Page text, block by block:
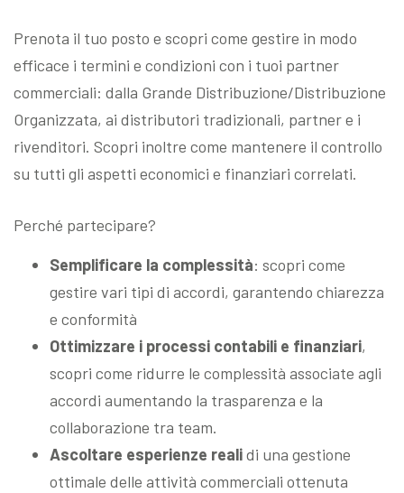
Prenota il tuo posto e scopri come gestire in modo
efficace i termini e condizioni con i tuoi partner
commerciali: dalla Grande Distribuzione/Distribuzione
Organizzata, ai distributori tradizionali, partner e i
rivenditori. Scopri inoltre come mantenere il controllo
su tutti gli aspetti economici e finanziari correlati.
Perché partecipare?
Semplificare la complessità: scopri come
gestire vari tipi di accordi, garantendo chiarezza
e conformità
Ottimizzare i processi contabili e finanziari,
scopri come ridurre le complessità associate agli
accordi aumentando la trasparenza e la
collaborazione tra team.
Ascoltare esperienze realidi una gestione
ottimale delle attività commerciali ottenuta